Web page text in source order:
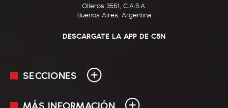
Olleros 3551, C.A.B.A.
Buenos Aires, Argentina
DESCARGATE LA APP DE C5N
SECCIONES
MÁS INFORMACIÓN